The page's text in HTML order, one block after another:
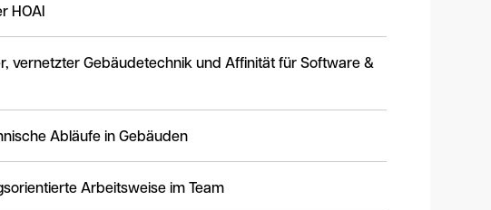
HOAI
vernetzter Gebäudetechnik und Affinität für Software &
Abläufe in Gebäuden
Arbeitsweise im Team